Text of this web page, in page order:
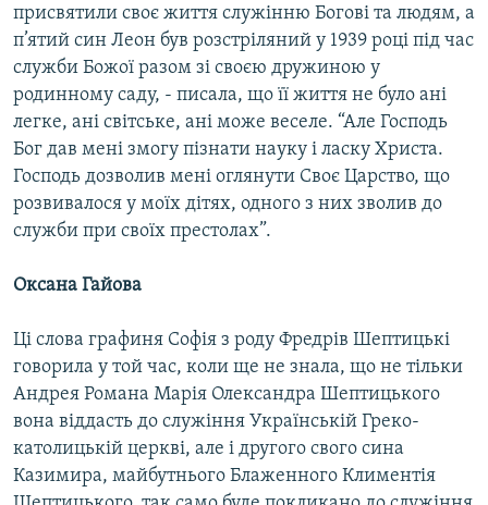
присвятили своє життя служінню Богові та людям, а
п’ятий син Леон був розстріляний у 1939 році під час
служби Божої разом зі своєю дружиною у
родинному саду, - писала, що її життя не було ані
легке, ані світське, ані може веселе. “Але Господь
Бог дав мені змогу пізнати науку і ласку Христа.
Господь дозволив мені оглянути Своє Царство, що
розвивалося у моїх дітях, одного з них зволив до
служби при своїх престолах”.
Оксана Гайова
Ці слова графиня Софія з роду Фредрів Шептицькі
говорила у той час, коли ще не знала, що не тільки
Андрея Романа Марія Олександра Шептицького
вона віддасть до служіння Українській Греко-
католицькій церкві, але і другого свого сина
Казимира, майбутнього Блаженного Климентія